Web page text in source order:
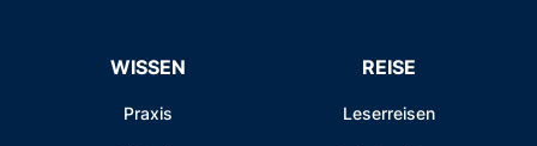
WISSEN
Praxis
REISE
Leserreisen